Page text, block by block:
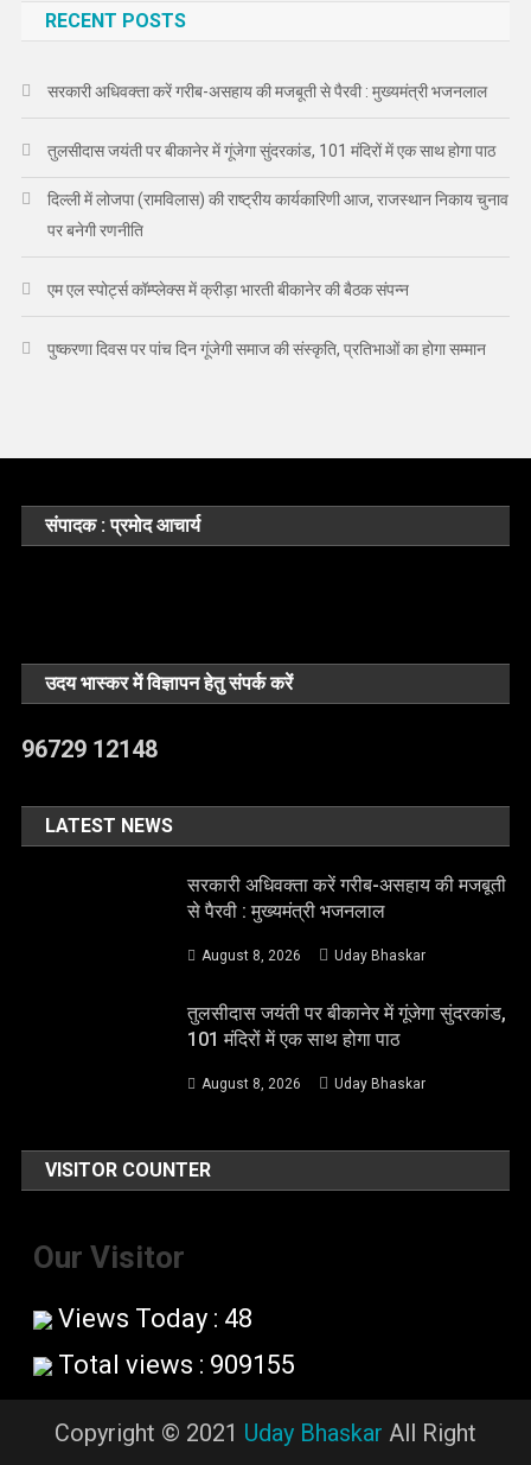
RECENT POSTS
सरकारी अधिवक्ता करें गरीब-असहाय की मजबूती से पैरवी : मुख्यमंत्री भजनलाल
तुलसीदास जयंती पर बीकानेर में गूंजेगा सुंदरकांड, 101 मंदिरों में एक साथ होगा पाठ
दिल्ली में लोजपा (रामविलास) की राष्ट्रीय कार्यकारिणी आज, राजस्थान निकाय चुनाव
पर बनेगी रणनीति
एम एल स्पोर्ट्स कॉम्प्लेक्स में क्रीड़ा भारती बीकानेर की बैठक संपन्न
पुष्करणा दिवस पर पांच दिन गूंजेगी समाज की संस्कृति, प्रतिभाओं का होगा सम्मान
संपादक : प्रमोद आचार्य
उदय भास्कर में विज्ञापन हेतु संपर्क करें
96729 12148
LATEST NEWS
सरकारी अधिवक्ता करें गरीब-असहाय की मजबूती
से पैरवी : मुख्यमंत्री भजनलाल
August 8, 2026 Uday Bhaskar
तुलसीदास जयंती पर बीकानेर में गूंजेगा सुंदरकांड,
101 मंदिरों में एक साथ होगा पाठ
August 8, 2026 Uday Bhaskar
VISITOR COUNTER
Our Visitor
Views Today : 48
Total views : 909155
Copyright © 2021 Uday Bhaskar All Right